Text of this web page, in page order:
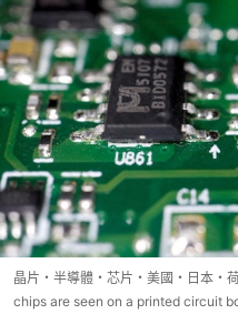
晶片・半導體・芯片・美國・日本
chips are seen on a printed circuit